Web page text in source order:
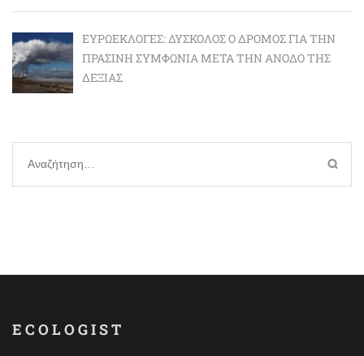
ΕΥΡΩΕΚΛΟΓΈΣ: ΔΎΣΚΟΛΟΣ Ο ΔΡΌΜΟΣ ΓΙΑ ΤΗΝ
ΠΡΆΣΙΝΗ ΣΥΜΦΩΝΊΑ ΜΕΤΆ ΤΗΝ ΆΝΟΔΟ ΤΗΣ
ΔΕΞΙΆΣ
Αναζήτηση
για:
ECOLOGIST